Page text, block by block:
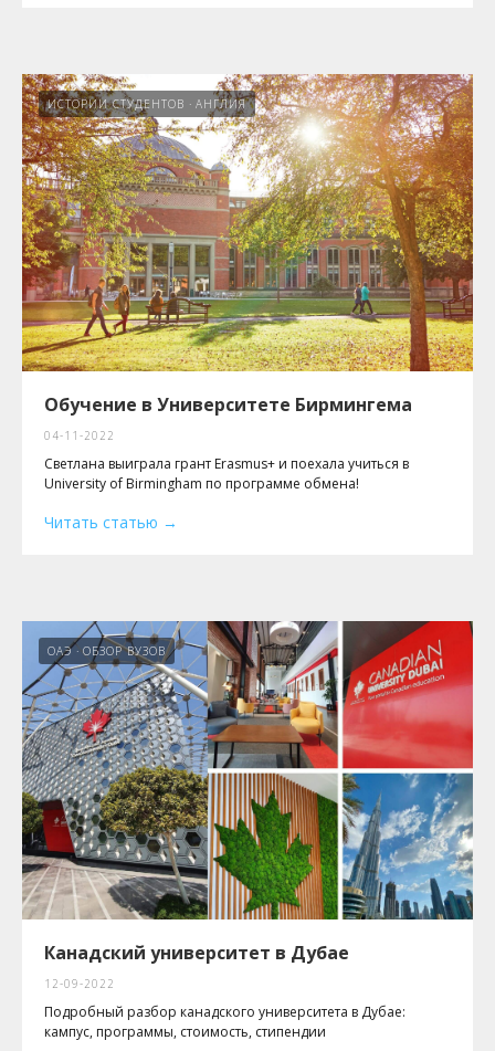
ИСТОРИИ СТУДЕНТОВ АНГЛИЯ
Обучение в Университете Бирмингема
04-11-2022
Светлана выиграла грант Erasmus+ и поехала учиться в
University of Birmingham по программе обмена!
Читать статью
ОАЭ ОБЗОР ВУЗОВ
Канадский университет в Дубае
12-09-2022
Подробный разбор канадского университета в Дубае:
кампус, программы, стоимость, стипендии